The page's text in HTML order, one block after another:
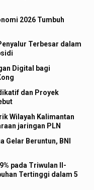
2026 Tumbuh
Terbesar dalam
Digital bagi
dan Proyek
Wilayah Kalimantan
jaringan PLN
Gelar Beruntun, BNI
pada Triwulan II-
Tertinggi dalam 5